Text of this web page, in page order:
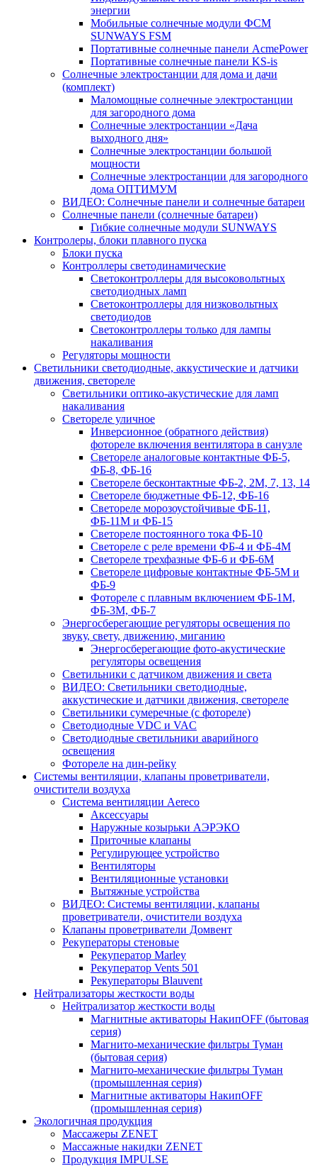
энергии
Мобильные солнечные модули ФСМ
SUNWAYS FSM
Портативные солнечные панели AcmePower
Портативные солнечные панели KS-is
Солнечные электростанции для дома и дачи
(комплект)
Маломощные солнечные электростанции
для загородного дома
Солнечные электростанции «Дача
выходного дня»
Солнечные электростанции большой
мощности
Солнечные электростанции для загородного
дома ОПТИМУМ
ВИДЕО: Солнечные панели и солнечные батареи
Солнечные панели (солнечные батареи)
Гибкие солнечные модули SUNWAYS
Контролеры, блоки плавного пуска
Блоки пуска
Контроллеры светодинамические
Светоконтроллеры для высоковольтных
светодиодных ламп
Светоконтроллеры для низковольтных
светодиодов
Светоконтроллеры только для лампы
накаливания
Регуляторы мощности
Светильники светодиодные, аккустические и датчики
движения, светореле
Светильники оптико-акустические для ламп
накаливания
Светореле уличное
Инверсионное (обратного действия)
фотореле включения вентилятора в санузле
Светореле аналоговые контактные ФБ-5,
ФБ-8, ФБ-16
Светореле бесконтактные ФБ-2, 2М, 7, 13, 14
Светореле бюджетные ФБ-12, ФБ-16
Светореле морозоустойчивые ФБ-11,
ФБ-11М и ФБ-15
Светореле постоянного тока ФБ-10
Светореле с реле времени ФБ-4 и ФБ-4М
Светореле трехфазные ФБ-6 и ФБ-6М
Светореле цифровые контактные ФБ-5М и
ФБ-9
Фотореле с плавным включением ФБ-1М,
ФБ-3М, ФБ-7
Энергосберегающие регуляторы освещения по
звуку, свету, движению, миганию
Энергосберегающие фото-акустические
регуляторы освещения
Светильники с датчиком движения и света
ВИДЕО: Светильники светодиодные,
аккустические и датчики движения, светореле
Светильники сумеречные (с фотореле)
Светодиодные VDC и VAC
Светодиодные светильники аварийного
освещения
Фотореле на дин-рейку
Системы вентиляции, клапаны проветриватели,
очистители воздуха
Система вентиляции Aereco
Аксессуары
Наружные козырьки АЭРЭКО
Приточные клапаны
Регулирующее устройство
Вентиляторы
Вентиляционные установки
Вытяжные устройства
ВИДЕО: Системы вентиляции, клапаны
проветриватели, очистители воздуха
Клапаны проветриватели Домвент
Рекуператоры стеновые
Рекуператор Marley
Рекуператор Vents 501
Рекуператоры Blauvent
Нейтрализаторы жесткости воды
Нейтрализатор жесткости воды
Магнитные активаторы НакипOFF (бытовая
серия)
Магнито-механические фильтры Туман
(бытовая серия)
Магнито-механические фильтры Туман
(промышленная серия)
Магнитные активаторы НакипOFF
(промышленная серия)
Экологичная продукция
Массажеры ZENET
Массажные накидки ZENET
Продукция IMPULSE